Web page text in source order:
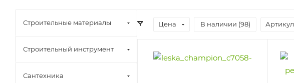
Цена В наличии (98) Артикул
Строительные материалы
Строительный инструмент
Сантехника